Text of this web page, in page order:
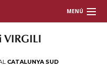
MENÚ
CATALUNYA SUD